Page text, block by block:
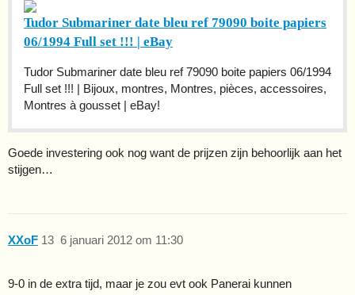
Tudor Submariner date bleu ref 79090 boite papiers
06/1994 Full set !!! | eBay
Tudor Submariner date bleu ref 79090 boite papiers 06/1994
Full set !!! | Bijoux, montres, Montres, pièces, accessoires,
Montres à gousset | eBay!
Goede investering ook nog want de prijzen zijn behoorlijk aan het
stijgen…
XXoF 6 januari 2012 om 11:30
13
9-0 in de extra tijd, maar je zou evt ook Panerai kunnen